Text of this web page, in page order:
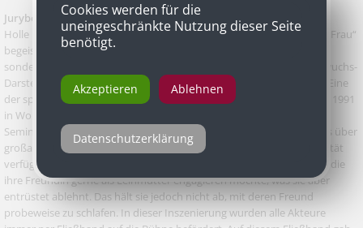
Jurybegründung
Holle Münsters Inszenierung von Stefan Wipplingers „Hose Fahrrad Frau“
begeisterte nicht nur durch ihren Witz und ihren Einfallsreichtum,
sondern auch durch die entfesselte Spielfreude vor allem der Nachwuchs-
Darsteller aus dem Reinhardt-Seminar, die hier zum Einsatz kamen. Eine
der spannendsten Entdeckungen dieses Abends heißt Carolin Knab, 1991
in Worms geboren und damals im letzten Jahrgang am Reinhardt
Seminar. Sie ist, man kann es nicht anders sagen, ein Großtalent, das über
großartigen Spielwitz sowie eine fesselnde Direktheit und Authentizität
verfügt. Sie spielte in diesem Episodenstück die kratzbürstige Janne, die
ihre Freundin gerne als Leihmutter engagieren möchte, was sie aber
entrüstet ablehnt. Das hält sie jedoch nicht ab, mit deren Freund
probeweise zu schlafen. In dieser Inszenierung wurden alle Akteure
Cookies werden für die
uneingeschränkte Nutzung dieser Seite
benötigt.
Akzeptieren Ablehnen
Datenschutzerklärung